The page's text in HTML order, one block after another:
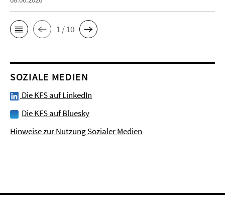
1 / 10
SOZIALE MEDIEN
Die KFS auf LinkedIn
Die KFS auf Bluesky
Hinweise zur Nutzung Sozialer Medien